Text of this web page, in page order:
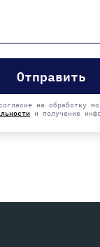
на обработку
и получение